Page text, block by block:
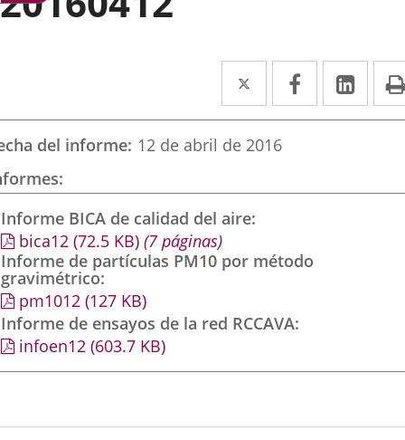
Twitter
Enlace
a
una
externa.
Facebook
Enlace
a
externa.
a
del informe 12 de abril de 2016
Informe BICA de calidad del aire
bica12 (72.5 KB) (7 páginas)
Informe de partículas PM10 por método
gravimétrico
pm1012 (127 KB)
Informe de ensayos de la red RCCAVA
infoen12 (603.7 KB)